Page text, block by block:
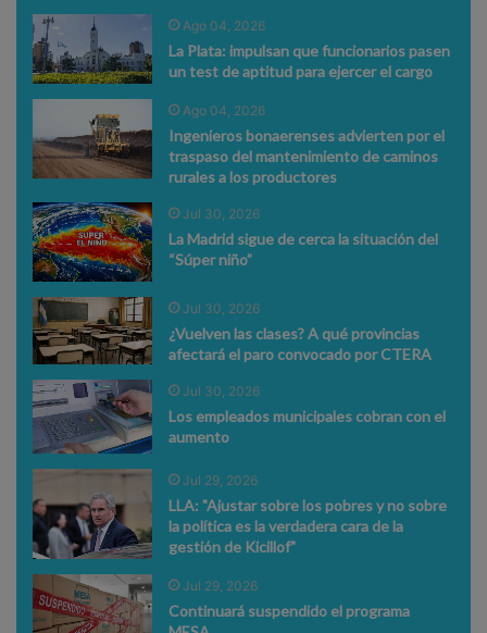
Ago 04, 2026
La Plata: impulsan que funcionarios pasen
un test de aptitud para ejercer el cargo
Ago 04, 2026
Ingenieros bonaerenses advierten por el
traspaso del mantenimiento de caminos
rurales a los productores
Jul 30, 2026
La Madrid sigue de cerca la situación del
“Súper niño”
Jul 30, 2026
¿Vuelven las clases? A qué provincias
afectará el paro convocado por CTERA
Jul 30, 2026
Los empleados municipales cobran con el
aumento
Jul 29, 2026
LLA: "Ajustar sobre los pobres y no sobre
la política es la verdadera cara de la
gestión de Kicillof"
Jul 29, 2026
Continuará suspendido el programa